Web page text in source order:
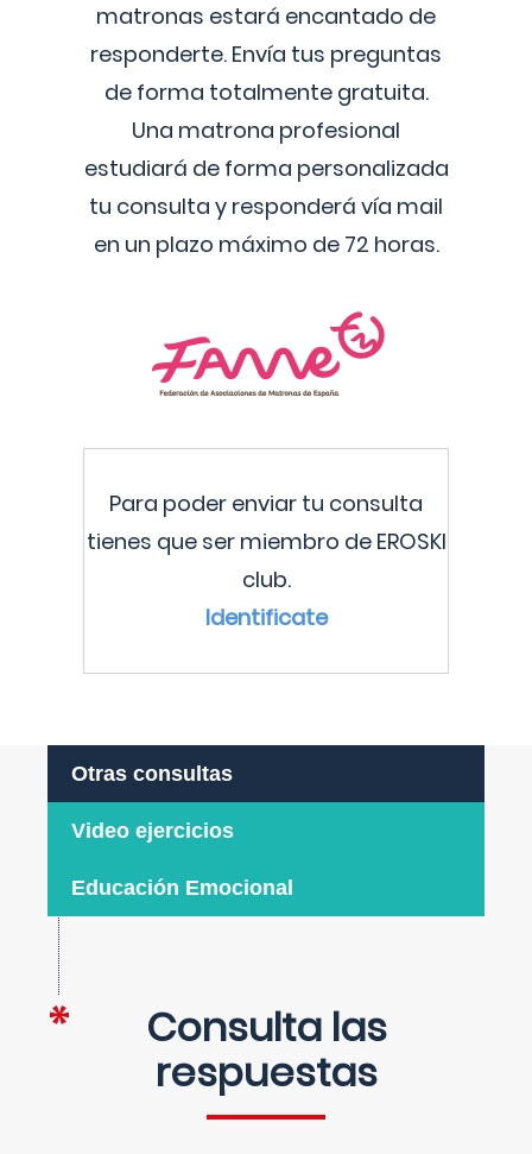
matronas estará encantado de
responderte. Envía tus preguntas
de forma totalmente gratuita.
Una matrona profesional
estudiará de forma personalizada
tu consulta y responderá vía mail
en un plazo máximo de 72 horas.
Para poder enviar tu consulta
tienes que ser miembro de EROSKI
club.
Identificate
Otras consultas
Video ejercicios
Educación Emocional
Consulta las
respuestas